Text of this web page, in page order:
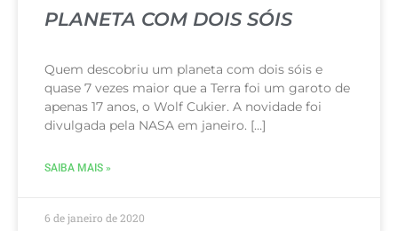
PLANETA COM DOIS SÓIS
Quem descobriu um planeta com dois sóis e
quase 7 vezes maior que a Terra foi um garoto de
apenas 17 anos, o Wolf Cukier. A novidade foi
divulgada pela NASA em janeiro. […]
SAIBA MAIS »
6 de janeiro de 2020